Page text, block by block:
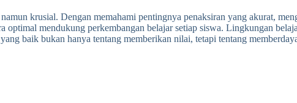
krusial. Dengan memahami pentingnya penaksiran yang akurat,
optimal mendukung perkembangan belajar setiap siswa. Lingkungan
baik bukan hanya tentang memberikan nilai, tetapi tentang